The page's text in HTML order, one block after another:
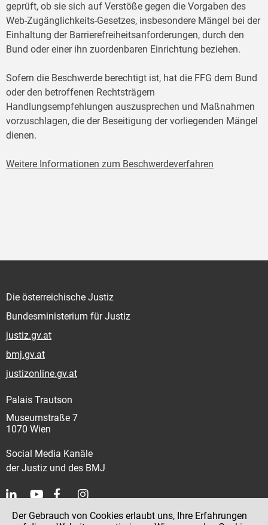
geprüft, ob sie sich auf Verstöße gegen die Vorgaben des
Web-Zugänglichkeits-Gesetzes, insbesondere Mängel bei der
Einhaltung der Barrierefreiheitsanforderungen, durch den
Bund oder einer ihn zuordenbaren Einrichtung beziehen.
Sofern die Beschwerde berechtigt ist, hat die FFG dem Bund
oder den betroffenen Rechtsträgern
Handlungsempfehlungen auszusprechen und Maßnahmen
vorzuschlagen, die der Beseitigung der vorliegenden Mängel
dienen.
Weitere Informationen zum Beschwerdeverfahren
Die österreichische Justiz
Bundesministerium für Justiz
justiz.gv.at
bmj.gv.at
justizonline.gv.at
Palais Trautson
Museumstraße 7
1070 Wien
Social Media Kanäle
der Justiz und des BMJ
Kontakt
Der Gebrauch von Cookies erlaubt uns, Ihre Erfahrungen